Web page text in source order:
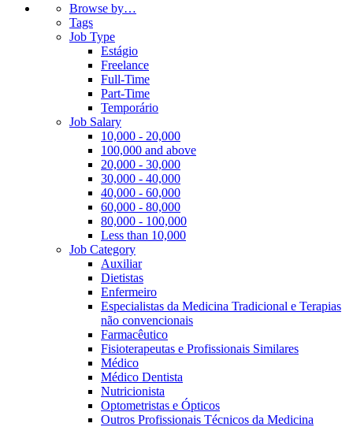
Browse by…
Tags
Job Type
Estágio
Freelance
Full-Time
Part-Time
Temporário
Job Salary
10,000 - 20,000
100,000 and above
20,000 - 30,000
30,000 - 40,000
40,000 - 60,000
60,000 - 80,000
80,000 - 100,000
Less than 10,000
Job Category
Auxiliar
Dietistas
Enfermeiro
Especialistas da Medicina Tradicional e Terapias
não convencionais
Farmacêutico
Fisioterapeutas e Profissionais Similares
Médico
Médico Dentista
Nutricionista
Optometristas e Ópticos
Outros Profissionais Técnicos da Medicina